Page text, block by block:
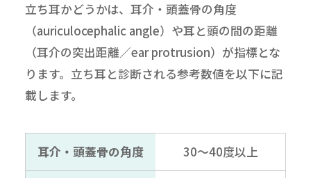
立ち耳かどうかは、耳介・頭蓋骨の角度
（auriculocephalic angle）や耳と頭の間の距離
（耳介の突出距離／ear protrusion）が指標とな
ります。立ち耳と診断される参考数値を以下に記
載します。
耳介・頭蓋骨の角度 30～40度以上